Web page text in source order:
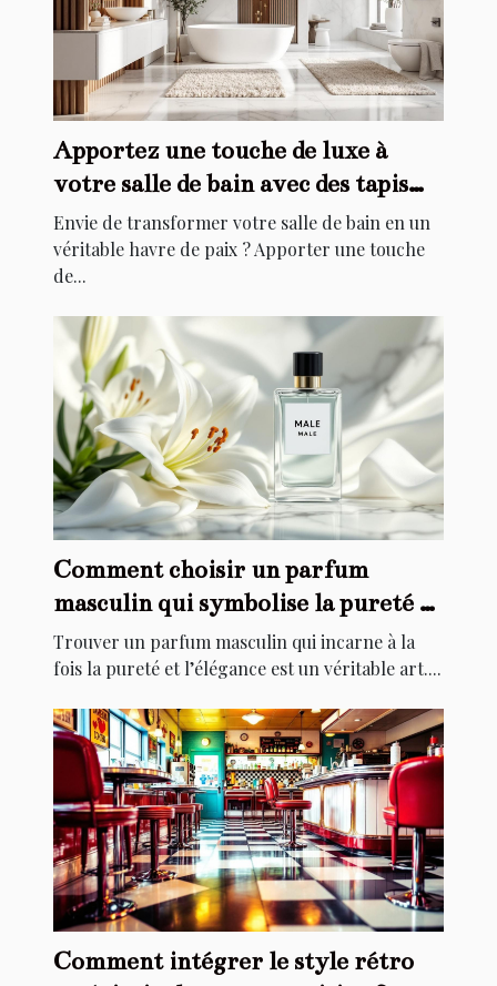
Apportez une touche de luxe à
votre salle de bain avec des tapis
élégants
Envie de transformer votre salle de bain en un
véritable havre de paix ? Apporter une touche
de...
Comment choisir un parfum
masculin qui symbolise la pureté et
l'élégance ?
Trouver un parfum masculin qui incarne à la
fois la pureté et l’élégance est un véritable art....
Comment intégrer le style rétro